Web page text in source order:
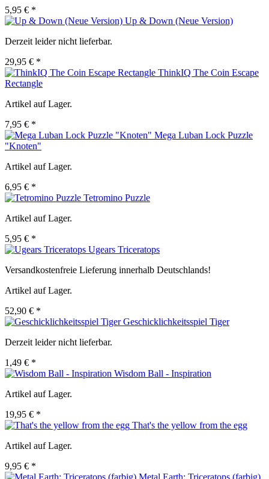
5,95 € *
Up & Down (Neue Version)
Derzeit leider nicht lieferbar.
29,95 € *
ThinkIQ The Coin Escape
Rectangle
Artikel auf Lager.
7,95 € *
Mega Luban Lock Puzzle
"Knoten"
Artikel auf Lager.
6,95 € *
Tetromino Puzzle
Artikel auf Lager.
5,95 € *
Ugears Triceratops
Versandkostenfreie Lieferung innerhalb Deutschlands!
Artikel auf Lager.
52,90 € *
Geschicklichkeitsspiel Tiger
Derzeit leider nicht lieferbar.
1,49 € *
Wisdom Ball - Inspiration
Artikel auf Lager.
19,95 € *
That's the yellow from the egg
Artikel auf Lager.
9,95 € *